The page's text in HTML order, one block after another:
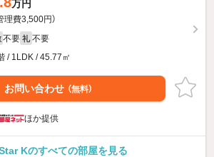
万円
理費3,500円）
不要 礼 不要
/ 1LDK / 45.77㎡
お問い合わせ （無料）
ほか提供
Kのすべての部屋を見る